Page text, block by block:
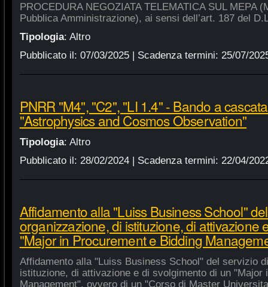
PROCEDURA NEGOZIATA TELEMATICA SUL MEPA
Pubblica Amministrazione), ai sensi dell’art. 187 del
Tipologia: Altro
Pubblicato il: 07/03/2025| Scadenza termini: 25/07/
PNRR "M4", "C2", "LI 1.4" - Bando a
"Astrophysics and Cosmos Observation"
Tipologia: Altro
Pubblicato il: 28/02/2024| Scadenza termini: 22/04/
Affidamento alla "Luiss Business School"
organizzazione, di istituzione, di attivazione
"Major in Procurement e Bidding
Affidamento alla "Luiss Business School" del servizio
istituzione, di attivazione e di svolgimento di un "Major
Management", ovvero di un "Corso di Master